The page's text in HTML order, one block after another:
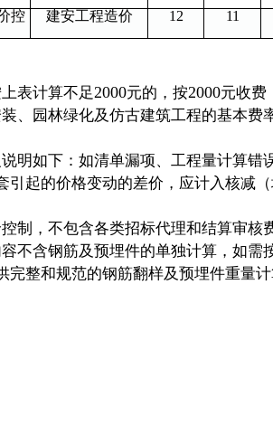
控
建安工程造价 12 11
表计算不足2000元的，按2000元收费
、园林绿化及仿古建筑工程的基本费
明如下：如清单漏项、工程量计算错
引起的价格变动的差价，应计入核减
制，不包含各类招标代理和结算审核
不含钢筋及预埋件的单独计算，如
完整和规范的钢筋翻样及预埋件重量